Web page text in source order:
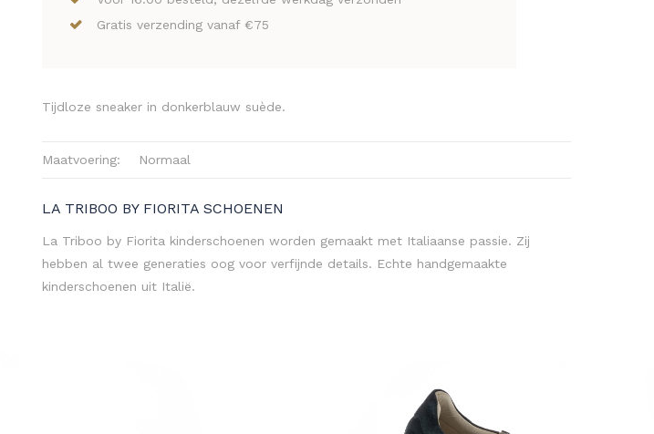
Gratis verzending vanaf €75
Tijdloze sneaker in donkerblauw suède.
Maatvoering: Normaal
LA TRIBOO BY FIORITA SCHOENEN
La Triboo by Fiorita kinderschoenen worden gemaakt met Italiaanse passie. Zij
hebben al twee generaties oog voor verfijnde details. Echte handgemaakte
kinderschoenen uit Italië.